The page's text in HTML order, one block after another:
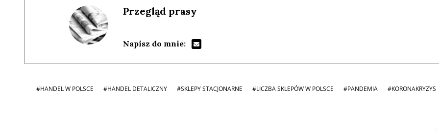
Przegląd prasy
Napisz do mnie:
#HANDEL W POLSCE #HANDEL DETALICZNY #SKLEPY STACJONARNE #LICZBA SKLEPÓW W POLSCE #PANDEMIA #KORONAKRYZYS